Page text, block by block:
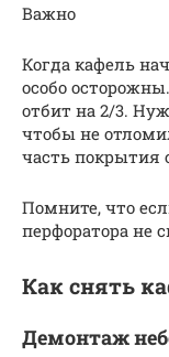
Важно
Когда кафель
особо
отбит на 2/3.
чтобы не
часть покрытия
Помните, что
перфоратора не
Как снять
Демонтаж